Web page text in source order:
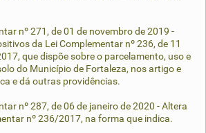
nº 271, de 01 de novembro de 2019 -
da Lei Complementar nº 236, de 11
que dispõe sobre o parcelamento, uso e
do Município de Fortaleza, nos artigo e
e dá outras providências.
nº 287, de 06 de janeiro de 2020 - Altera
nº 236/2017, na forma que indica.